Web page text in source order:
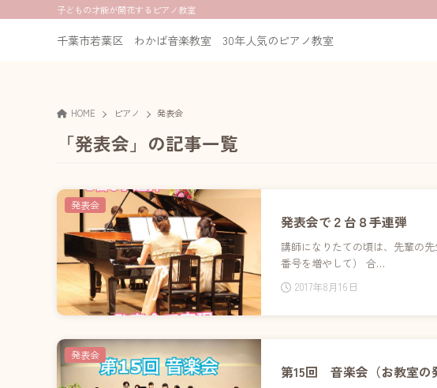
千葉市若葉区 わかば音楽教室 30年人気のピアノ教室
子どもの才能が開花するピアノ教室
HOME ピアノ 発表会
「発表会」の記事一覧
発表会で２台８手連弾
講師になりたての頃は、先輩の
番号を増やして） 合…
2017年8月16日
発表会
第15回 音楽会（お教室の
発表会